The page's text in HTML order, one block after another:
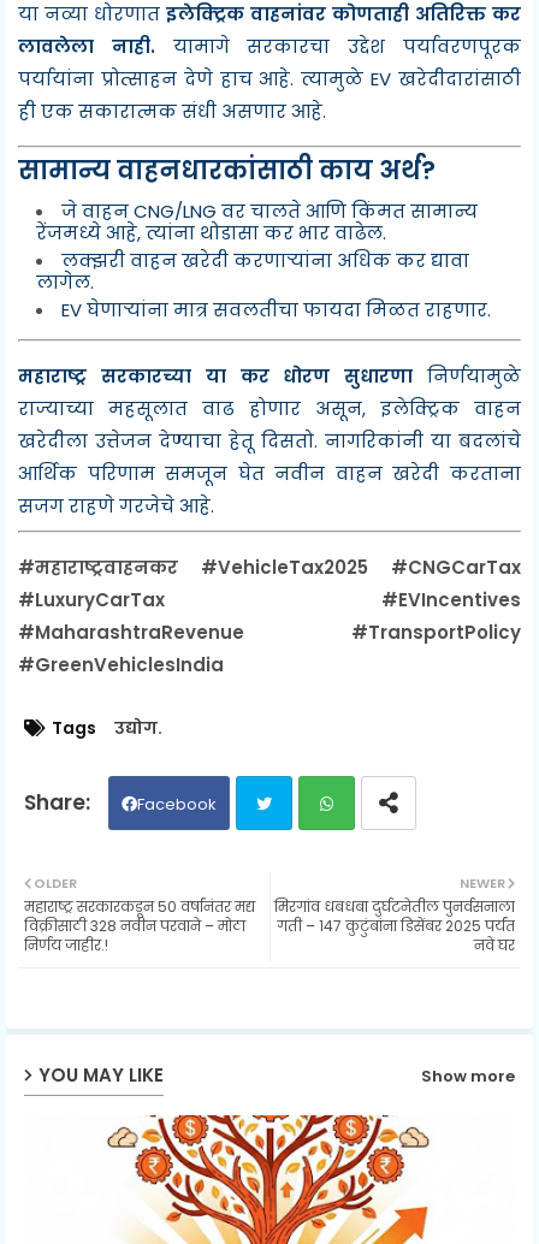
या नव्या धोरणात इलेक्ट्रिक वाहनांवर कोणताही अतिरिक्त कर
लावलेला नाही.यामागे सरकारचा उद्देश पर्यावरणपूरक
पर्यायांना प्रोत्साहन देणे हाच आहे. त्यामुळे EV खरेदीदारांसाठी
ही एक सकारात्मक संधी असणार आहे.
सामान्य वाहनधारकांसाठी काय अर्थ?
जे वाहन CNG/LNG वर चालते आणि किंमत सामान्य
रेंजमध्ये आहे, त्यांना थोडासा कर भार वाढेल.
लक्झरी वाहन खरेदी करणाऱ्यांना अधिक कर द्यावा
लागेल.
EV घेणाऱ्यांना मात्र सवलतीचा फायदा मिळत राहणार.
महाराष्ट्र सरकारच्या या कर धोरण सुधारणा निर्णयामुळे
राज्याच्या महसूलात वाढ होणार असून, इलेक्ट्रिक वाहन
खरेदीला उत्तेजन देण्याचा हेतू दिसतो. नागरिकांनी या बदलांचे
आर्थिक परिणाम समजून घेत नवीन वाहन खरेदी करताना
सजग राहणे गरजेचे आहे.
#महाराष्ट्रवाहनकर #VehicleTax2025 #CNGCarTax
#LuxuryCarTax #EVIncentives
#MaharashtraRevenue #TransportPolicy
#GreenVehiclesIndia
Tags उद्योग.
Facebook
ter ats
NEWER
मिरगांव धबधबा दुर्घटनेतील पुनर्वसनाला
गती – 147 कुटुंबांना डिसेंबर 2025 पर्यंत
नवे घर
OLDER
महाराष्ट्र सरकारकडून 50 वर्षांनंतर मद्य
विक्रीसाठी 328 नवीन परवाने – मोठा
निर्णय जाहीर.!
YOU MAY LIKE Show more